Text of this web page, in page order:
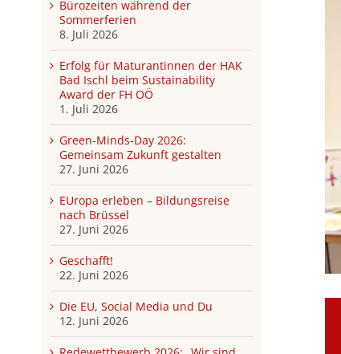
Bürozeiten während der
Sommerferien
8. Juli 2026
Erfolg für Maturantinnen der HAK
Bad Ischl beim Sustainability
Award der FH OÖ
1. Juli 2026
Green-Minds-Day 2026:
Gemeinsam Zukunft gestalten
27. Juni 2026
EUropa erleben – Bildungsreise
nach Brüssel
27. Juni 2026
Geschafft!
22. Juni 2026
Die EU, Social Media und Du
12. Juni 2026